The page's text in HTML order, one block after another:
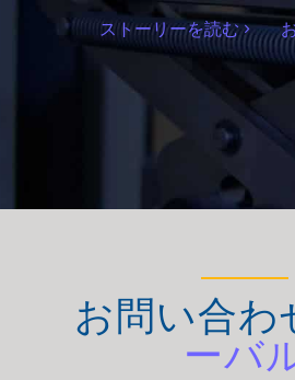
ストーリーを読む
お問い合わ
ーバ